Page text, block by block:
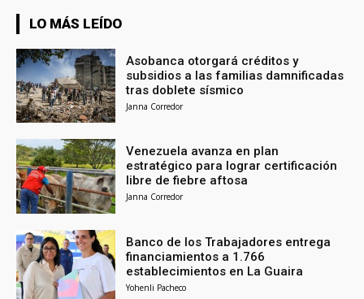
LO MÁS LEÍDO
Asobanca otorgará créditos y
subsidios a las familias damnificadas
tras doblete sísmico
Janna Corredor
Venezuela avanza en plan
estratégico para lograr certificación
libre de fiebre aftosa
Janna Corredor
Banco de los Trabajadores entrega
financiamientos a 1.766
establecimientos en La Guaira
Yohenli Pacheco